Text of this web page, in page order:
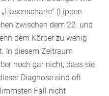
(Lippen-
zwischen dem 22. und
dem Körper zu wenig
In diesem Zeitraum
noch gar nicht, dass sie
Diagnose sind oft
Fall nicht